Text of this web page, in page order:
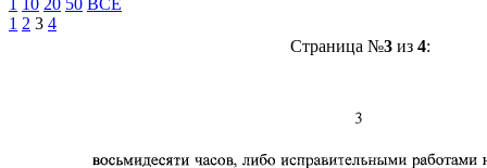
1 10 20 50 ВСЕ
1 2 3 4
Страница №3из 4: